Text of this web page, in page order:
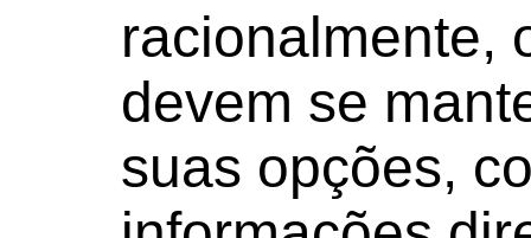
racionalmente,
devem se
suas opções,